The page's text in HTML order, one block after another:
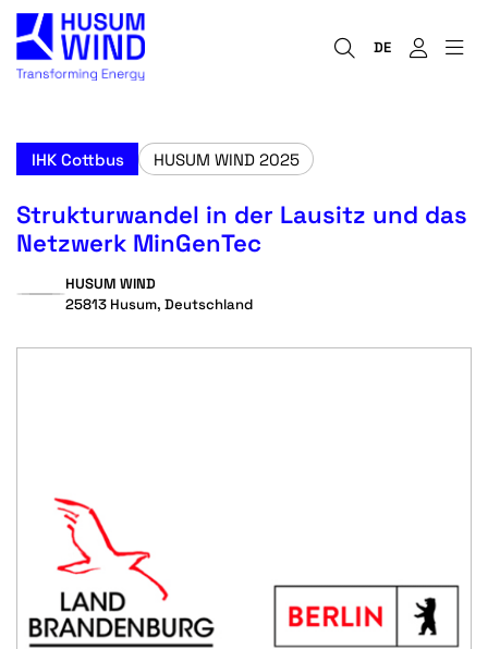
DE
IHK Cottbus HUSUM WIND 2025
Strukturwandel in der Lausitz und das
Netzwerk MinGenTec
HUSUM WIND
25813 Husum, Deutschland